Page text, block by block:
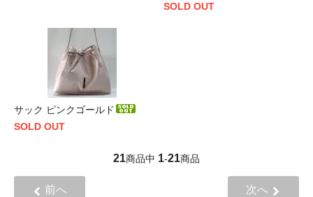
SOLD OUT
サック ピンクゴールド
SOLD OUT
21商品中 1-21商品
前へ 次へ